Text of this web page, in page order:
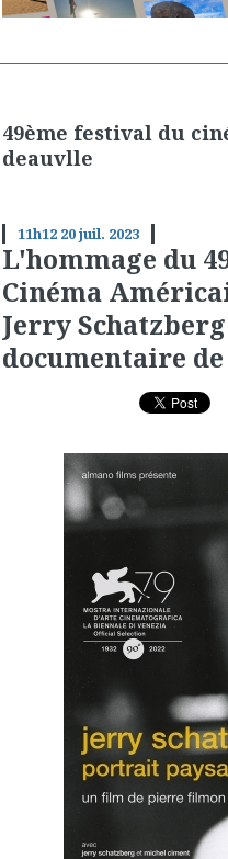
49ème festival du
deauvlle
11h12 20juil. 2023
L'hommage du
Cinéma
Jerry
documentaire